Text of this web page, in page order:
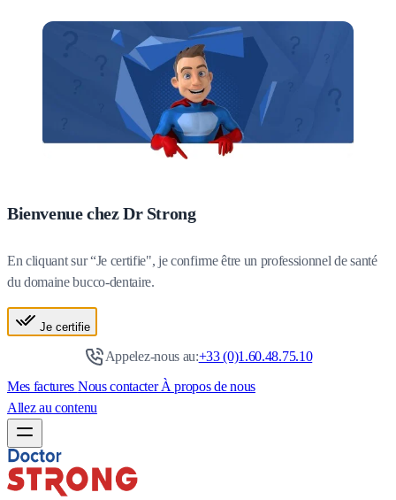
Bienvenue chez Dr Strong
En cliquant sur “Je certifie", je confirme être un professionnel de santé
du domaine bucco-dentaire.
Je certifie
Appelez-nous au:+33 (0)1.60.48.75.10
Mes factures Nous contacterÀ propos de nous
Allez au contenu